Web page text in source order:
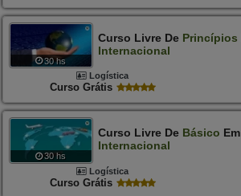
30 hs
Curso Livre De Princípios
Internacional
Logística
Curso Grátis
30 hs
Curso Livre De Básico Em
Internacional
Logística
Curso Grátis